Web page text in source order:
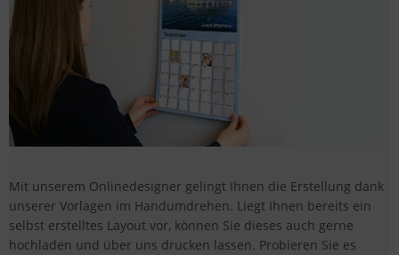
Mit unserem Onlinedesigner gelingt Ihnen die Erstellung dank
unserer Vorlagen im Handumdrehen. Liegt Ihnen bereits ein
selbst erstelltes Layout vor, können Sie dieses auch gerne
hochladen und über uns drucken lassen. Probieren Sie es